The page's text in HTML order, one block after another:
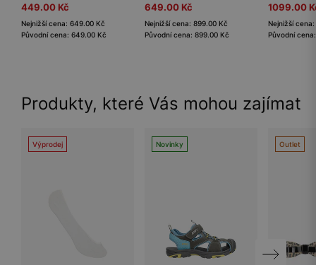
449.00 Kč
Nejnižší cena: 649.00 Kč
Původní cena: 649.00 Kč
649.00 Kč
Nejnižší cena: 899.00 Kč
Původní cena: 899.00 Kč
1099.00
Nejnižší
Původní
Produkty, které Vás mohou zajímat
Výprodej Novinky Outlet